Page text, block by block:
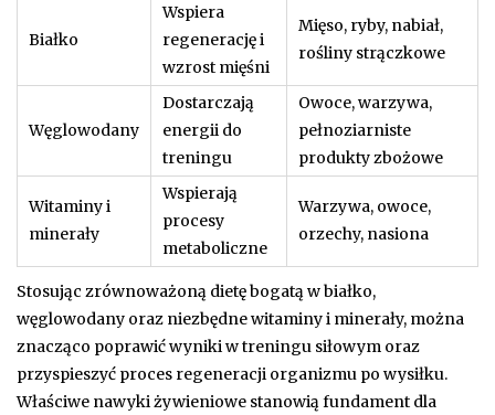
Białko
Wspiera
regenerację i
wzrost mięśni
Mięso, ryby, nabiał,
rośliny strączkowe
Węglowodany
Dostarczają
energii do
treningu
Owoce, warzywa,
pełnoziarniste
produkty zbożowe
Witaminy i
minerały
Wspierają
procesy
metaboliczne
Warzywa, owoce,
orzechy, nasiona
Stosując zrównoważoną dietę bogatą w białko,
węglowodany oraz niezbędne witaminy i minerały, można
znacząco poprawić wyniki w treningu siłowym oraz
przyspieszyć proces regeneracji organizmu po wysiłku.
Właściwe nawyki żywieniowe stanowią fundament dla